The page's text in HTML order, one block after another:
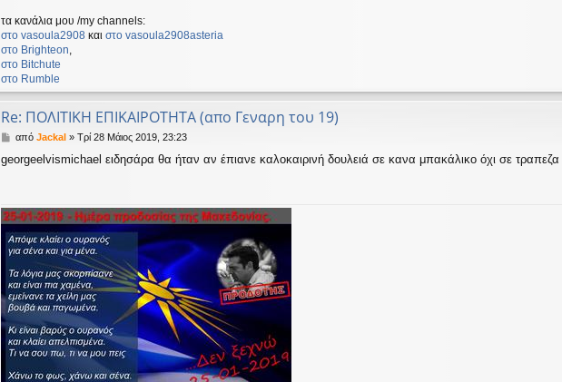
τα κανάλια μου /my channels:
στο vasoula2908 και στο vasoula2908asteria
στο Βrighteon,
στο Bitchute
στο Rumble
Re: ΠΟΛΙΤΙΚΗ ΕΠΙΚΑΙΡΟΤΗΤΑ (απο Γεναρη του 19)
Δ
μ
ε
υ
σ
η
από Jackal» Τρί 28 Μάιος 2019, 23:23
georgeelvismichael ειδησάρα θα ήταν αν έπιανε καλοκαιρινή δουλειά σε κανα μπακάλικο όχι σε